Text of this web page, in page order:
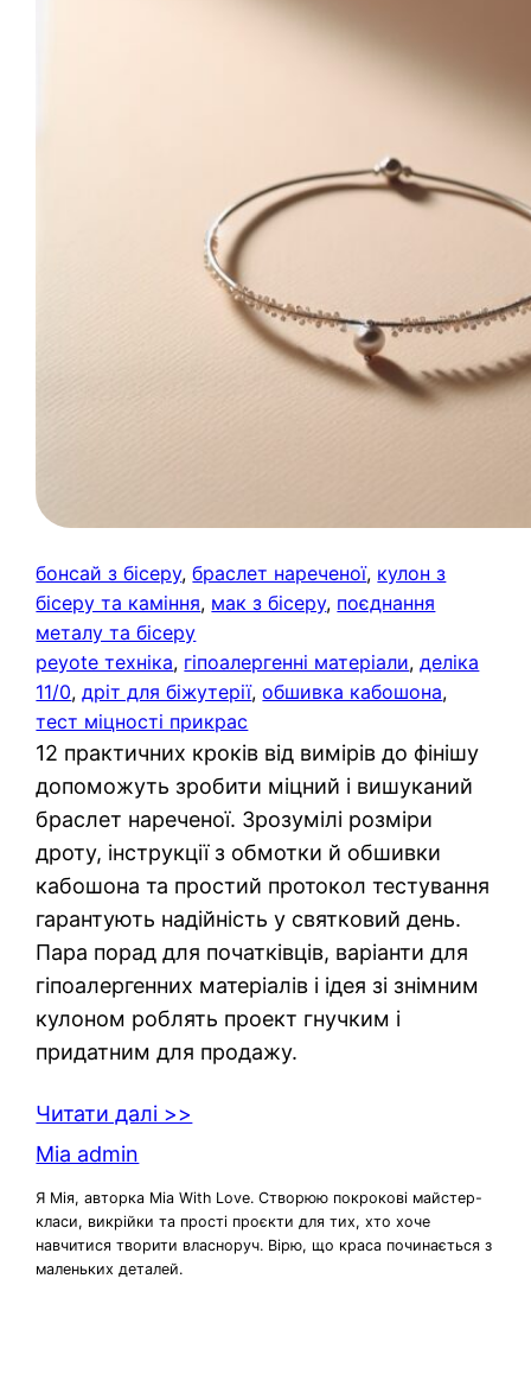
бонсай з бісеру, браслет нареченої, кулон з
бісеру та каміння, мак з бісеру, поєднання
металу та бісеру
peyote техніка, гіпоалергенні матеріали, деліка
11/0, дріт для біжутерії, обшивка кабошона
тест міцності прикрас
12 практичних кроків від вимірів до фінішу
допоможуть зробити міцний і вишуканий
браслет нареченої. Зрозумілі розміри
дроту, інструкції з обмотки й обшивки
кабошона та простий протокол тестування
гарантують надійність у святковий день.
Пара порад для початківців, варіанти для
гіпоалергенних матеріалів і ідея зі знімним
кулоном роблять проект гнучким і
придатним для продажу.
Читати далі >>
Mia admin
Я Мія, авторка Mia With Love. Створюю покрокові майстер-
класи, викрійки та прості проєкти для тих, хто хоче
навчитися творити власноруч. Вірю, що краса починається з
маленьких деталей.